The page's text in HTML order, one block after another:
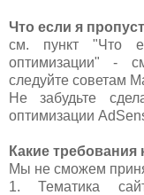
Что если я
см. пункт "Что
оптимизации" -
следуйте советам
Не забудьте
оптимизации
Какие требования
Мы не сможем
1. Тематика